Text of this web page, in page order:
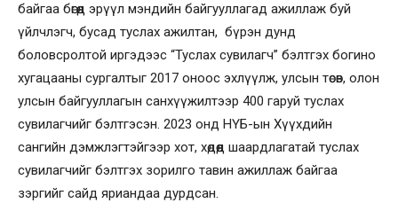
байгаа бөгөөд эрүүл мэндийн байгууллагад ажиллаж буй
үйлчлэгч, бусад туслах ажилтан, бүрэн дунд
боловсролтой иргэдээс “Туслах сувилагч” бэлтгэх богино
хугацааны сургалтыг 2017 оноос эхлүүлж, улсын төсөв, олон
улсын байгууллагын санхүүжилтээр 400 гаруй туслах
сувилагчийг бэлтгэсэн. 2023 онд НҮБ-ын Хүүхдийн
сангийн дэмжлэгтэйгээр хот, хөдөөд шаардлагатай туслах
сувилагчийг бэлтгэх зорилго тавин ажиллаж байгаа
зэргийг сайд яриандаа дурдсан.